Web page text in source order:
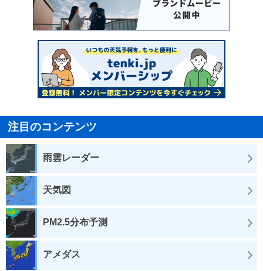
注目のコンテンツ
雨雲レーダー
天気図
PM2.5分布予測
アメダス